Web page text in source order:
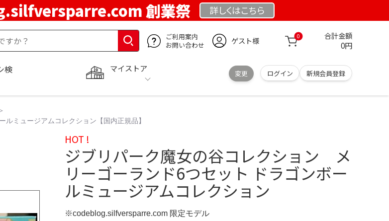
創業祭 詳しくはこちら
ご利用案内
お問い合わせ
ゲスト様 0 合計金額
0円
マイストア
変更 ログイン 新規会員登録
検
ミュージアムコレクション【国内正規品】
HOT !
ジブリパーク魔女の谷コレクション メ
リーゴーランド6つセット ドラゴンボー
ルミュージアムコレクション
※codeblog.silfversparre.com 限定モデル